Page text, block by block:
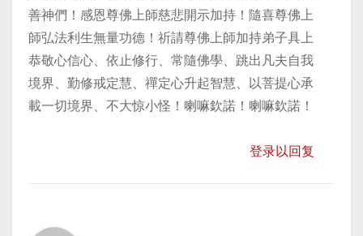
善神們！感恩尊佛上師慈悲開示加持！隨喜尊佛上
師弘法利生無量功德！祈請尊佛上師加持弟子具上
恭敬心信心、依止修行、常隨佛學、跳出凡夫自我
境界、勤修戒定慧、禪定心升起智慧、以菩提心承
載一切境界、不大惊小怪！喇嘛欽諾！喇嘛欽諾！
登录以回复